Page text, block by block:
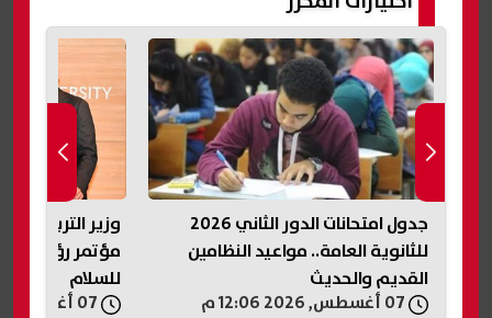
وزير التربية والتعليم يشارك في
مؤتمر رؤساء الجامعات العالمي
للسلام
07 أغسطس, 2026 11:57 ص
قبل بيعها
بالمنوفية
07 أغسطس, 2026 11:56 ص